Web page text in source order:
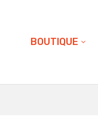
BOUTIQUE